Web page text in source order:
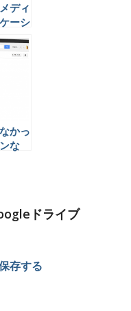
ディ
ーシ
務を
日本
いら
かっ
な
ドライブ
存する